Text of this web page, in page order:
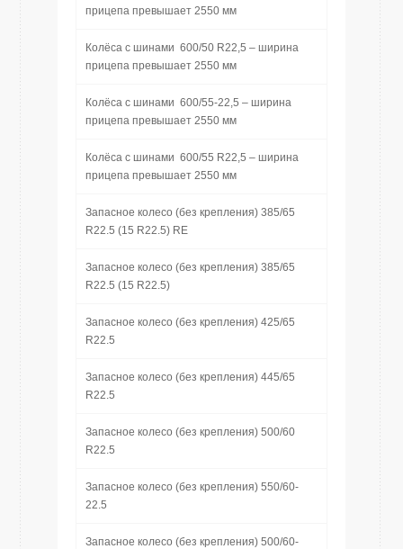
прицепа превышает 2550 мм
Колёса с шинами 600/50 R22,5 – ширина
прицепа превышает 2550 мм
Колёса с шинами 600/55-22,5 – ширина
прицепа превышает 2550 мм
Колёса с шинами 600/55 R22,5 – ширина
прицепа превышает 2550 мм
Запасное колесо (без крепления) 385/65
R22.5 (15 R22.5) RE
Запасное колесо (без крепления) 385/65
R22.5 (15 R22.5)
Запасное колесо (без крепления) 425/65
R22.5
Запасное колесо (без крепления) 445/65
R22.5
Запасное колесо (без крепления) 500/60
R22.5
Запасное колесо (без крепления) 550/60-
22.5
Запасное колесо (без крепления) 500/60-